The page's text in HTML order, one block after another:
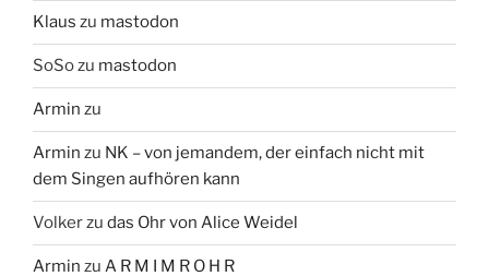
Klaus zu mastodon
SoSozu mastodon
Armin zu
Armin zu NK – von jemandem, der einfach nicht mit
dem Singen aufhören kann
Volkerzu das Ohr von Alice Weidel
Armin zu A R M I M R O H R